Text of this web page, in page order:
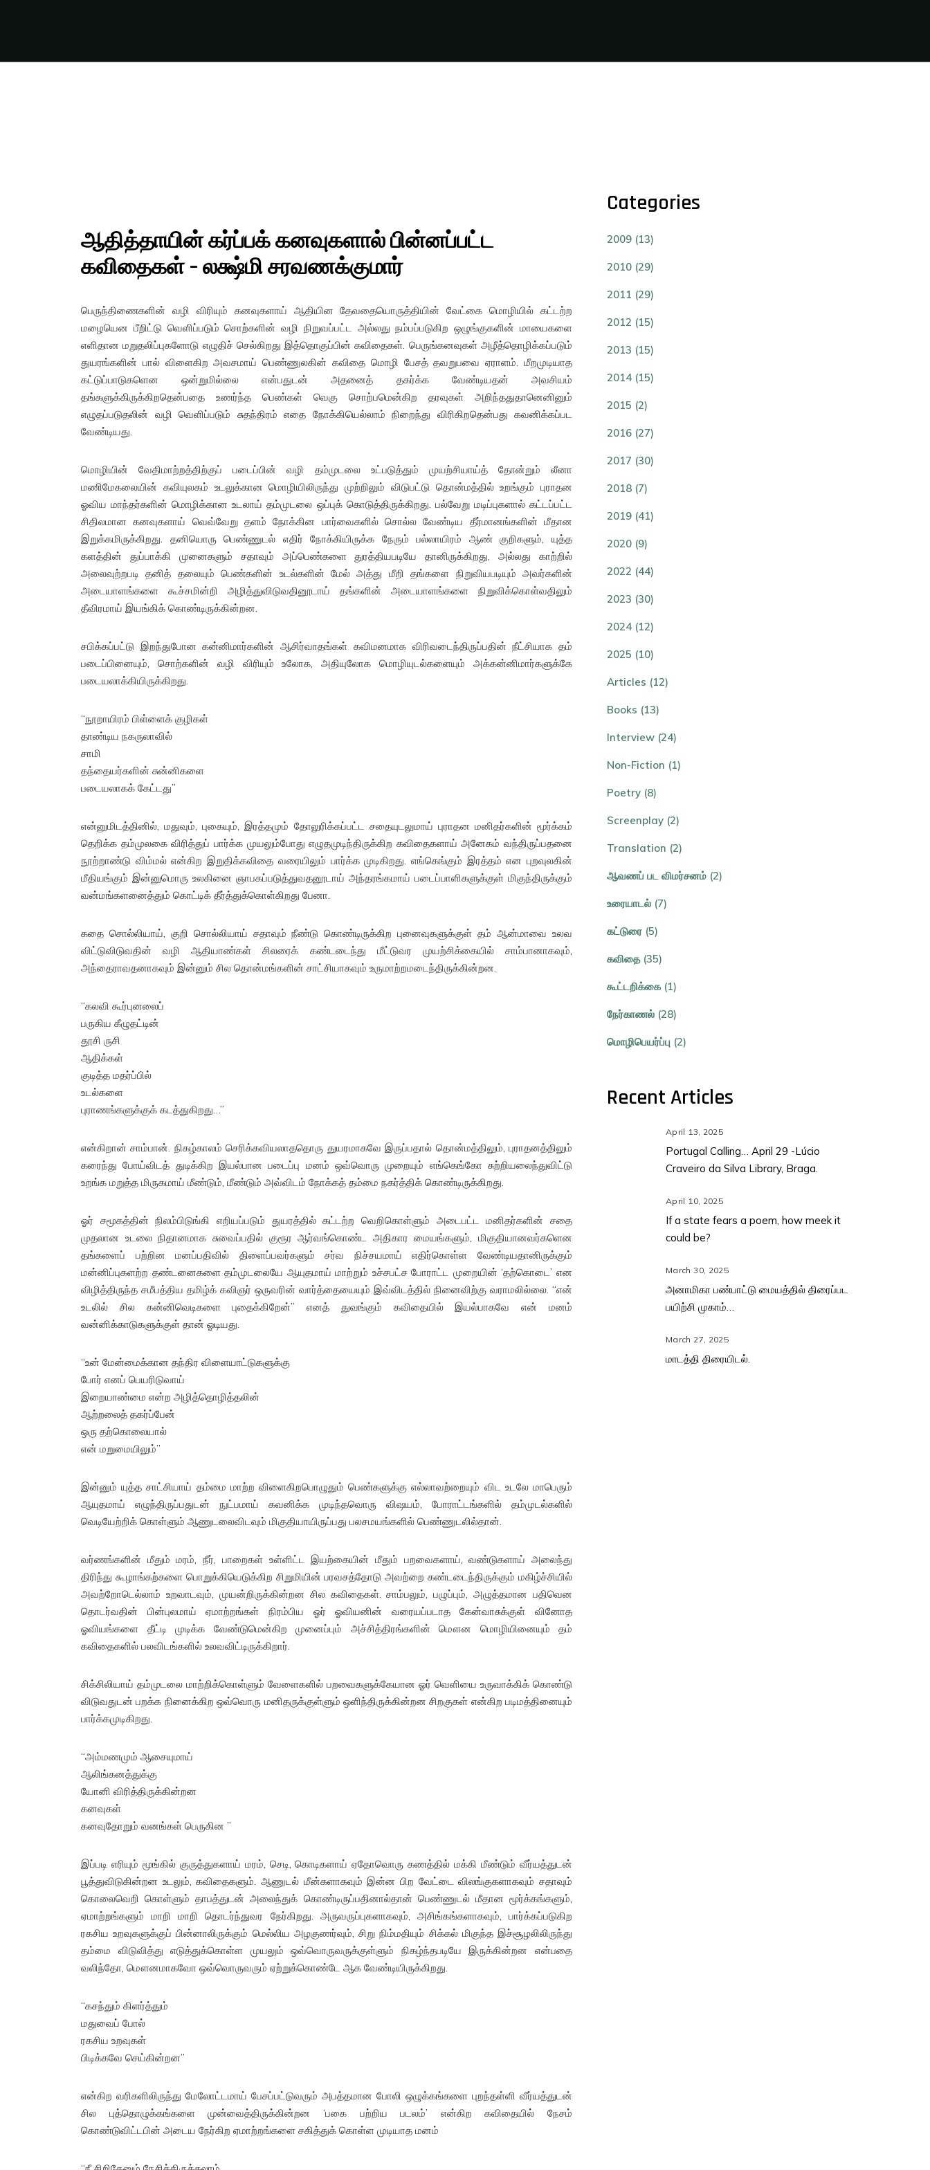
ஆதித்தாயின் கர்ப்பக் கனவுகளால் பின்னப்பட்ட
கவிதைகள் – லக்ஷ்மி சரவணக்குமார்
பெருந்திணைகளின் வழி விரியும் கனவுகளாய் ஆதியின தேவதையொருத்தியின் வேட்கை மொழியில் கட்டற்ற
மழையென பீறிட்டு வெளிப்படும் சொற்களின் வழி நிறுவப்பட்ட அல்லது நம்பப்படுகிற ஒழுங்குகளின் மாயைகளை
எளிதான மறுதலிப்புகளோடு எழுதிச் செல்கிறது இத்தொகுப்பின் கவிதைகள். பெருங்கனவுகள் அழீத்தொழிக்கப்படும்
துயரங்களின் பால் விளைகிற அவசமாய் பெண்ணுலகின் கவிதை மொழி பேசத் தவறுபவை ஏராளம். மீறமுடியாத
கட்டுப்பாடுகளென ஒன்றுமில்லை என்பதுடன் அதனைத் தகர்க்க வேண்டியதன் அவசியம்
தங்களுக்கிருக்கிறதென்பதை உணர்ந்த பெண்கள் வெகு சொற்பமென்கிற தரவுகள் அறிந்ததுதானெனினும்
எழுதப்படுதலின் வழி வெளிப்படும் சுதந்திரம் எதை நோக்கியெல்லாம் நிறைந்து விரிகிறதென்பது கவனிக்கப்பட
வேண்டியது.
மொழியின் வேதிமாற்றத்திற்குப் படைப்பின் வழி தம்முடலை உட்படுத்தும் முயற்சியாய்த் தோன்றும் லீனா
மணிமேகலையின் கவியுலகம் உடலுக்கான மொழியிலிருந்து முற்றிலும் விடுபட்டு தொன்மத்தில் உறங்கும் புராதன
ஓவிய மாந்தர்களின் மொழிக்கான உடலாய் தம்முடலை ஒப்புக் கொடுத்திருக்கிறது. பல்வேறு மடிப்புகளால் கட்டப்பட்ட
சிதிலமான கனவுகளாய் வெவ்வேறு தளம் நோக்கின பார்வைகளில் சொல்ல வேண்டிய தீர்மானங்களின் மீதான
இறுக்கமிருக்கிறது. தனியொரு பெண்ணுடல் எதிர் நோக்கியிருக்க நேரும் பல்லாயிரம் ஆண் குறிகளும், யுத்த
களத்தின் துப்பாக்கி முனைகளும் சதாவும் அப்பெண்களை துரத்தியபடியே தானிருக்கிறது, அல்லது காற்றில்
அலைவுற்றபடி தனித் தலையும் பெண்களின் உடல்களின் மேல் அத்து மீறி தங்களை நிறுவியபடியும் அவர்களின்
அடையாளங்களை கூச்சமின்றி அழித்துவிடுவதினூடாய் தங்களின் அடையாளங்களை நிறுவிக்கொள்வதிலும்
தீவிரமாய் இயங்கிக் கொண்டிருக்கின்றன.
சபிக்கப்பட்டு இறந்துபோன கன்னிமார்களின் ஆசிர்வாதங்கள் கவிமனமாக விரிவடைந்திருப்பதின் நீட்சியாக தம்
படைப்பினையும், சொற்களின் வழி விரியும் உலோக, அதியுலோக மொழியுடல்களையும் அக்கன்னிமார்களுக்கே
படையலாக்கியிருக்கிறது.
“நூறாயிரம் பிள்ளைக் குழிகள்
தாண்டிய நகருலாவில்
சாமி
தந்தையர்களின் சுன்னிகளை
படையலாகக் கேட்டது”
என்னுமிடத்தினில், மதுவும், புகையும், இரத்தமும் தோலுரிக்கப்பட்ட சதையுடலுமாய் புராதன மனிதர்களின் மூர்க்கம்
தெறிக்க தம்முலகை விரித்துப் பார்க்க முயலும்போது எழுதமுடிந்திருக்கிற கவிதைகளாய் அனேகம் வந்திருப்பதனை
நூற்றாண்டு விம்மல் என்கிற இறுதிக்கவிதை வரையிலும் பார்க்க முடிகிறது. எங்கெங்கும் இரத்தம் என புறவுலகின்
மீதியங்கும் இன்னுமொரு உலகினை ஞாபகப்படுத்துவதனூடாய் அந்தரங்கமாய் படைப்பாளிகளுக்குள் மிகுந்திருக்கும்
வன்மங்களனைத்தும் கொட்டிக் தீர்த்துக்கொள்கிறது பேனா.
கதை சொல்லியாய், குறி சொல்லியாய் சதாவும் நீண்டு கொண்டிருக்கிற புனைவுகளுக்குள் தம் ஆன்மாவை உலவ
விட்டுவிடுவதின் வழி ஆதியாண்கள் சிலரைக் கண்டடைந்து மீட்டுவர முயற்சிக்கையில் சாம்பானாகவும்,
அந்தைராவதனாகவும் இன்னும் சில தொன்மங்களின் சாட்சியாகவும் உருமாற்றமடைந்திருக்கின்றன.
“கலவி கூர்புனலைப்
பருகிய கீழுதட்டின்
தூசி ருசி
ஆதிக்கள்
குடித்த மதர்ப்பில்
உடல்களை
புராணங்களுக்குக் கடத்துகிறது…”
என்கிறான் சாம்பான். நிகழ்காலம் செரிக்கவியலாததொரு துயரமாகவே இருப்பதால் தொன்மத்திலும், புராதனத்திலும்
கரைந்து போய்விடத் துடிக்கிற இயல்பான படைப்பு மனம் ஒவ்வொரு முறையும் எங்கெங்கோ சுற்றியலைந்துவிட்டு
உறங்க மறுத்த மிருகமாய் மீண்டும், மீண்டும் அவ்விடம் நோக்கத் தம்மை நகர்த்திக் கொண்டிருக்கிறது.
ஓர் சமூகத்தின் நிலம்பிடுங்கி எறியப்படும் துயரத்தில் கட்டற்ற வெறிகொள்ளும் அடைபட்ட மனிதர்களின் சதை
முதலான உடலை நிதானமாக சுவைப்பதில் குரூர ஆர்வங்கொண்ட அதிகார மையங்களும், மிகுதியானவர்களென
தங்களைப் பற்றின மனப்பதிவில் திளைப்பவர்களும் சர்வ நிச்சயமாய் எதிர்கொள்ள வேண்டியதானிருக்கும்
மன்னிப்புகளற்ற தண்டனைகளை தம்முடலையே ஆயுதமாய் மாற்றும் உச்சபட்ச போராட்ட முறையின் ‘தற்கொடை’ என
விழித்திருந்த சமீபத்திய தமிழ்க் கவிஞர் ஒருவரின் வார்த்தையையும் இவ்விடத்தில் நினைவிற்கு வராமலில்லை. “என்
உடலில் சில கன்னிவெடிகளை புதைக்கிறேன்” எனத் துவங்கும் கவிதையில் இயல்பாகவே என் மனம்
வன்னிக்காடுகளுக்குள் தான் ஓடியது.
“உன் மேன்மைக்கான தந்திர விளையாட்டுகளுக்கு
போர் எனப் பெயரிடுவாய்
இறையாண்மை என்ற அழித்தொழித்தலின்
ஆற்றலைத் தகர்ப்பேன்
ஒரு தற்கொலையால்
என் மறுமையிலும்”
இன்னும் யுத்த சாட்சியாய் தம்மை மாற்ற விளைகிறபொழுதும் பெண்களுக்கு எல்லாவற்றையும் விட உடலே மாபெரும்
ஆயுதமாய் எழுந்திருப்பதுடன் நுட்பமாய் கவனிக்க முடிந்தவொரு விஷயம், போராட்டங்களில் தம்முடல்களில்
வெடியேற்றிக் கொள்ளும் ஆணுடலைவிடவும் மிகுதியாயிருப்பது பலசமயங்களில் பெண்ணுடலில்தான்.
வர்ணங்களின் மீதும் மரம், நீர், பாறைகள் உள்ளிட்ட இயற்கையின் மீதும் பறவைகளாய், வண்டுகளாய் அலைந்து
திரிந்து கூழாங்கற்களை பொறுக்கியெடுக்கிற சிறுமியின் பரவசத்தோடு அவற்றை கண்டடைந்திருக்கும் மகிழ்ச்சியில்
அவற்றோடெல்லாம் உறவாடவும், முயன்றிருக்கின்றன சில கவிதைகள். சாம்பலும், பழுப்பும், அழுத்தமான பதிவென
தொடர்வதின் பின்புலமாய் ஏமாற்றங்கள் நிரம்பிய ஓர் ஓவியனின் வரையப்படாத கேன்வாசுக்குள் வினோத
ஓவியங்களை தீட்டி முடிக்க வேண்டுமென்கிற முனைப்பும் அச்சித்திரங்களின் மௌன மொழியினையும் தம்
கவிதைகளில் பலவிடங்களில் உலவவிட்டிருக்கிறார்.
சிக்சிலியாய் தம்முடலை மாற்றிக்கொள்ளும் வேளைகளில் பறவைகளுக்கேயான ஓர் வெளியை உருவாக்கிக் கொண்டு
விடுவதுடன் பறக்க நினைக்கிற ஒவ்வொரு மனிதருக்குள்ளும் ஒளிந்திருக்கின்றன சிறகுகள் என்கிற படிமத்தினையும்
பார்க்கமுடிகிறது.
“அம்மணமும் ஆசையுமாய்
ஆலிங்கனத்துக்கு
யோனி விரித்திருக்கின்றன
கனவுகள்
கனவுதோறும் வனங்கள் பெருகின ”
இப்படி எரியும் மூங்கில் குருத்துகளாய் மரம், செடி, கொடிகளாய் ஏதோவொரு கணத்தில் மக்கி மீண்டும் வீர்யத்துடன்
பூத்துவிடுகின்றன உடலும், கவிதைகளும். ஆணுடல் மீன்களாகவும் இன்ன பிற வேட்டை விலங்குகளாகவும் சதாவும்
கொலைவெறி கொள்ளும் தாபத்துடன் அலைந்துக் கொண்டிருப்பதினால்தான் பெண்ணுடல் மீதான மூர்க்கங்களும்,
ஏமாற்றங்களும் மாறி மாறி தொடர்ந்துவர நேர்கிறது. அருவருப்புகளாகவும், அசிங்கங்களாகவும், பார்க்கப்படுகிற
ரகசிய உறவுகளுக்குப் பின்னாலிருக்கும் மெல்லிய அழகுணர்வும், சிறு நிம்மதியும் சிக்கல் மிகுந்த இச்சூழலிலிருந்து
தம்மை விடுவித்து எடுத்துக்கொள்ள முயலும் ஒவ்வொருவருக்குள்ளும் நிகழ்ந்தபடியே இருக்கின்றன என்பதை
வலிந்தோ, மௌனமாகவோ ஒவ்வொருவரும் ஏற்றுக்கொண்டே ஆக வேண்டியிருக்கிறது.
“கசந்தும் கிளர்த்தும்
மதுவைப் போல்
ரகசிய உறவுகள்
பிடிக்கவே செய்கின்றன”
என்கிற வரிகளிலிருந்து மேலோட்டமாய் பேசப்பட்டுவரும் அபத்தமான போலி ஒழுக்கங்களை புறந்தள்ளி வீர்யத்துடன்
சில புத்தொழுக்கங்களை முன்வைத்திருக்கின்றன ‘பகை பற்றிய படலம்’ என்கிற கவிதையில் நேசம்
கொண்டுவிட்டபின் அடைய நேர்கிற ஏமாற்றங்களை சகித்துக் கொள்ள முடியாத மனம்
Categories
2009 (13)
2010 (29)
2011 (29)
2012 (15)
2013 (15)
2014 (15)
2015 (2)
2016 (27)
2017 (30)
2018 (7)
2019 (41)
2020 (9)
2022 (44)
2023 (30)
2024 (12)
2025 (10)
Articles (12)
Books (13)
Interview (24)
Non-Fiction (1)
Poetry (8)
Screenplay (2)
Translation (2)
ஆவணப் பட விமர்சனம் (2)
உரையாடல் (7)
கட்டுரை (5)
கவிதை (35)
கூட்டறிக்கை (1)
நேர்காணல் (28)
மொழிபெயர்ப்பு (2)
Recent Articles
April 13, 2025
Portugal Calling… April 29 -Lúcio
Craveiro da Silva Library, Braga.
April 10, 2025
If a state fears a poem, how meek it
could be?
March 30, 2025
அனாமிகா பண்பாட்டு மையத்தில் திரைப்பட
பயிற்சி முகாம்…
March 27, 2025
மாடத்தி திரையிடல்.